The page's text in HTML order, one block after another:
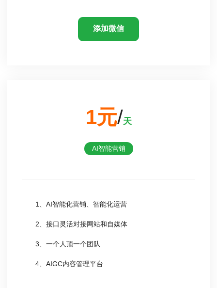
添加微信
1元/天
AI智能营销
1、AI智能化营销、智能化运营
2、接口灵活对接网站和自媒体
3、一个人顶一个团队
4、AIGC内容管理平台